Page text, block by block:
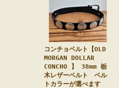
コンチョベルト【OLD
MORGAN DOLLAR
CONCHO 】 38mm 栃
木レザーベルト ベル
トカラーが選べます